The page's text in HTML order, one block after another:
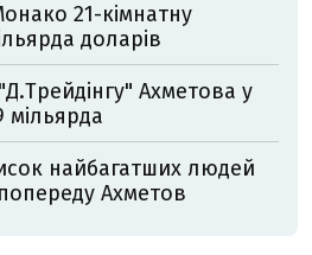
21-кімнатну
доларів
Ахметова у
мільярда
найбагатших людей
попереду Ахметов